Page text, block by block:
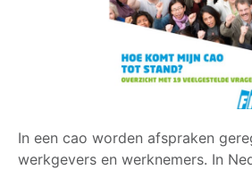
In een cao worden afspraken
werkgevers en werknemers. In